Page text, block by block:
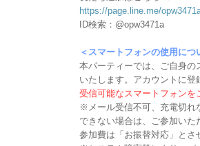
https://page.line.me/
ID検索：@opw3471a
＜スマートフォンの使用につ
本パーティーでは、ご自身の
いたします。アカウントに登
受信可能なスマートフォンを
※メール受信不可、充電切れ
できない場合は、ご参加いた
参加費は「お振替対応」とさ